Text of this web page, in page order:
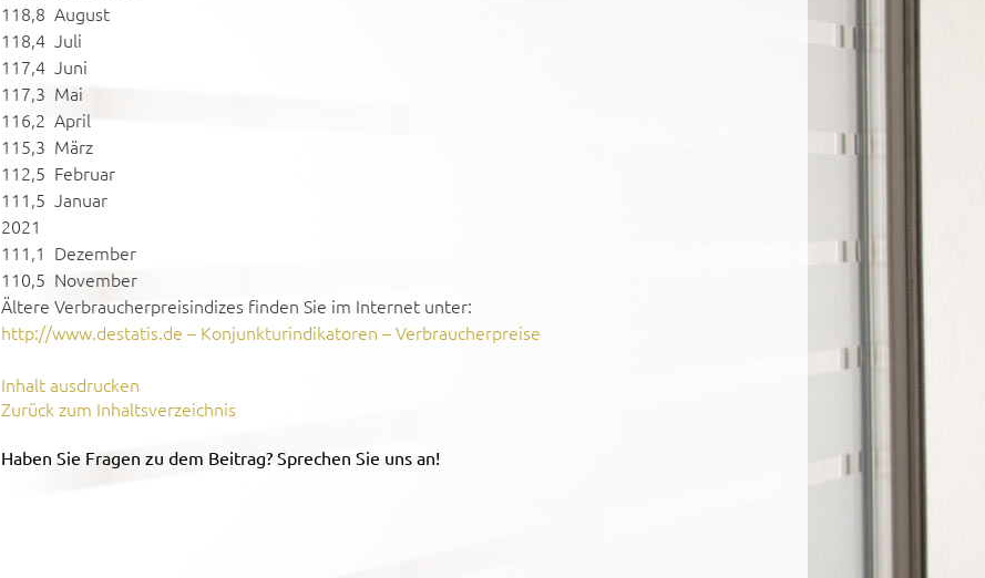
118,8 August
118,4 Juli
117,4 Juni
117,3 Mai
116,2 April
115,3 März
112,5 Februar
111,5 Januar
2021
111,1 Dezember
110,5 November
Ältere Verbraucherpreisindizes finden Sie im Internet unter:
http://www.destatis.de – Konjunkturindikatoren – Verbraucherpreise
Inhalt ausdrucken
Zurück zum Inhaltsverzeichnis
Haben Sie Fragen zu dem Beitrag? Sprechen Sie uns an!